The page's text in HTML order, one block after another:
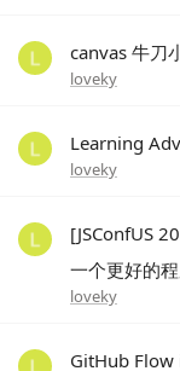
canvas 牛刀
loveky
Learning
loveky
[JSConfUS
一个更好的
loveky
GitHub